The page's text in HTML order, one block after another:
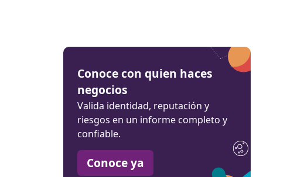
Conoce con quien haces
negocios
Valida identidad, reputación y
riesgos en un informe completo y
confiable.
Conoce ya